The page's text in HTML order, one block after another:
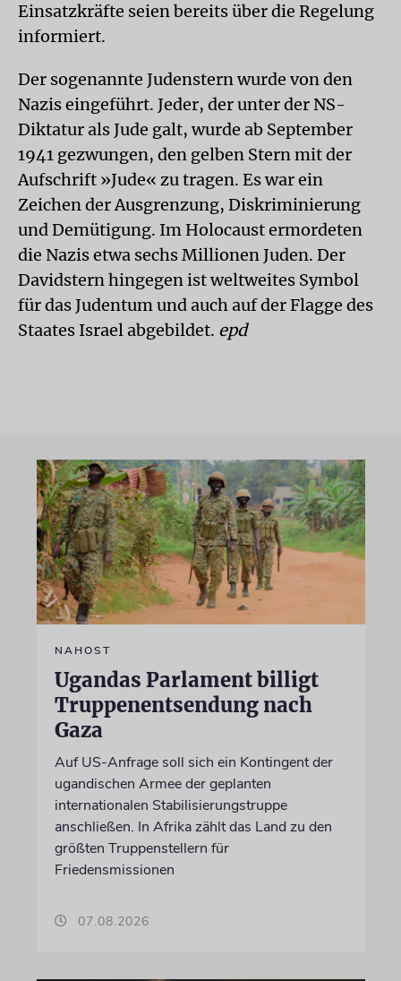
Einsatzkräfte seien bereits über die Regelung
informiert.
Der sogenannte Judenstern wurde von den
Nazis eingeführt. Jeder, der unter der NS-
Diktatur als Jude galt, wurde ab September
1941 gezwungen, den gelben Stern mit der
Aufschrift »Jude« zu tragen. Es war ein
Zeichen der Ausgrenzung, Diskriminierung
und Demütigung. Im Holocaust ermordeten
die Nazis etwa sechs Millionen Juden. Der
Davidstern hingegen ist weltweites Symbol
für das Judentum und auch auf der Flagge des
Staates Israel abgebildet. epd
NAHOST
Ugandas Parlament billigt
Truppenentsendung nach
Gaza
Auf US-Anfrage soll sich ein Kontingent der
ugandischen Armee der geplanten
internationalen Stabilisierungstruppe
anschließen. In Afrika zählt das Land zu den
größten Truppenstellern für
Friedensmissionen
07.08.2026